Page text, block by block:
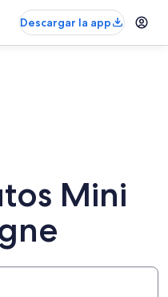
Descargar la app
Mini